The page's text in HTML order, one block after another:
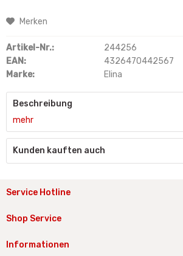
Merken
Artikel-Nr.:
244256
EAN:
4326470442567
Marke:
Elina
Beschreibung
mehr
Kunden kauften auch
Service Hotline
Shop Service
Informationen